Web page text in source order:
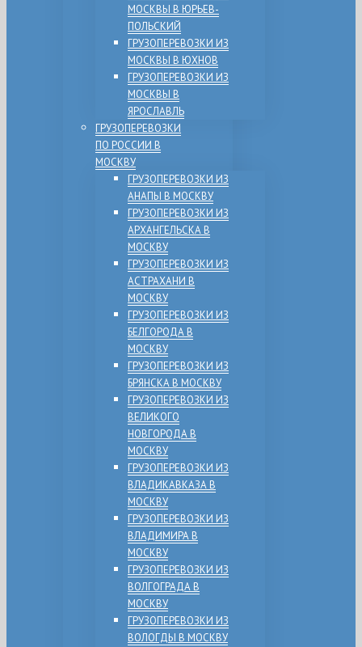
МОСКВЫ В ЮРЬЕВ-
ПОЛЬСКИЙ
ГРУЗОПЕРЕВОЗКИ ИЗ
МОСКВЫ В ЮХНОВ
ГРУЗОПЕРЕВОЗКИ ИЗ
МОСКВЫ В
ЯРОСЛАВЛЬ
ГРУЗОПЕРЕВОЗКИ
ПО РОССИИ В
МОСКВУ
ГРУЗОПЕРЕВОЗКИ ИЗ
АНАПЫ В МОСКВУ
ГРУЗОПЕРЕВОЗКИ ИЗ
АРХАНГЕЛЬСКА В
МОСКВУ
ГРУЗОПЕРЕВОЗКИ ИЗ
АСТРАХАНИ В
МОСКВУ
ГРУЗОПЕРЕВОЗКИ ИЗ
БЕЛГОРОДА В
МОСКВУ
ГРУЗОПЕРЕВОЗКИ ИЗ
БРЯНСКА В МОСКВУ
ГРУЗОПЕРЕВОЗКИ ИЗ
ВЕЛИКОГО
НОВГОРОДА В
МОСКВУ
ГРУЗОПЕРЕВОЗКИ ИЗ
ВЛАДИКАВКАЗА В
МОСКВУ
ГРУЗОПЕРЕВОЗКИ ИЗ
ВЛАДИМИРА В
МОСКВУ
ГРУЗОПЕРЕВОЗКИ ИЗ
ВОЛГОГРАДА В
МОСКВУ
ГРУЗОПЕРЕВОЗКИ ИЗ
ВОЛОГДЫ В МОСКВУ